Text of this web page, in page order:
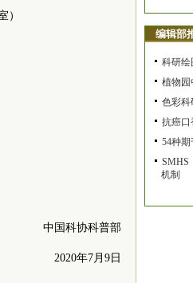
）
中国科协科普部
2020年7月9日
编辑部
科研绘
植物园
色彩科
抗癌口
54种期
SMHS
机制